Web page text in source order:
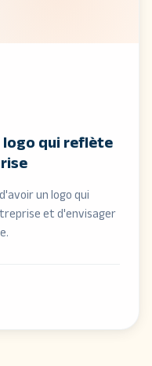
logo qui reflète
un logo qui
et d'envisager